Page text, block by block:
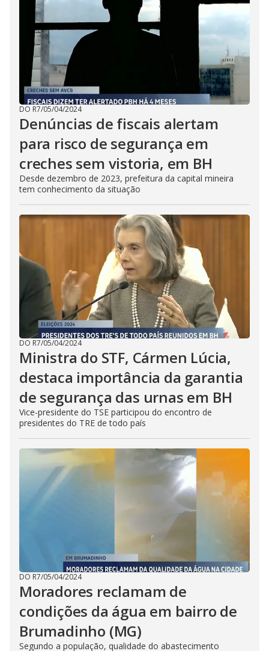
DO R7/05/04/2024
Denúncias de fiscais alertam
para risco de segurança em
creches sem vistoria, em BH
Desde dezembro de 2023, prefeitura da capital mineira
tem conhecimento da situação
DO R7/05/04/2024
Ministra do STF, Cármen Lúcia,
destaca importância da garantia
de segurança das urnas em BH
Vice-presidente do TSE participou do encontro de
presidentes do TRE de todo país
DO R7/05/04/2024
Moradores reclamam de
condições da água em bairro de
Brumadinho (MG)
Segundo a população, qualidade do abastecimento